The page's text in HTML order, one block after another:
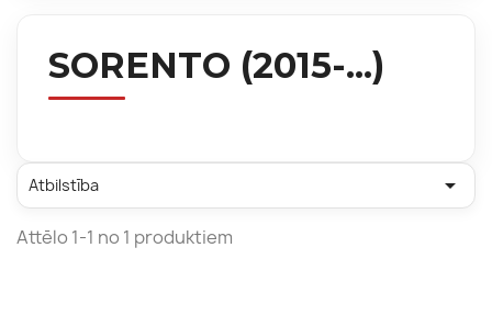
SORENTO (2015-...)
Atbilstība 
Attēlo 1-1 no 1 produktiem